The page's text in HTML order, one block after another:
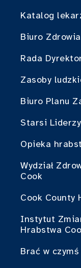
Katalog
Biuro
Rada
Zasoby
Biuro Planu
Starsi Liderzy
Opieka
Wydział
Cook
Cook County
Instytut
Hrabstwa
Brać w czymś